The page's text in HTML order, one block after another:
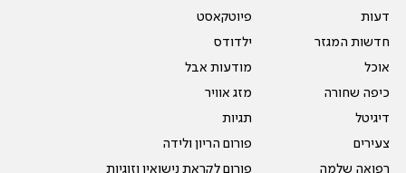
דעות
חדשות המגזר
אוכל
כיפה שחורה
דיגיטל
צעירים
רפואה שלמה
פיוטקאסט
ילדודס
מודעות אבל
מזג אוויר
תגיות
פורום הריון ולידה
פורום לקראת נישואין וזוגיות